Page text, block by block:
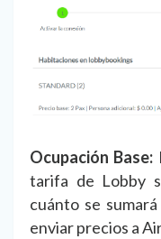
Ocupación Base:
tarifa de Lobby
cuánto se
enviar precios a